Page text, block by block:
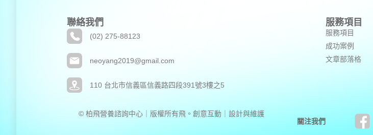
聯絡我們
(02) 275-88123
neoyang2019@gmail.com
110 台北市信義區信義路四段391號3樓之5
服務項目
服務項目
成功案例
文章部落格
© 柏飛營養諮詢中心｜版權所有飛。創意互動｜設計與維護
關注我們